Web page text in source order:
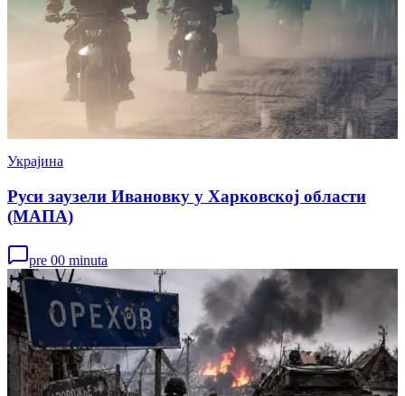
Украјина
Руси заузели Ивановку у Харковској области
(МАПА)
pre 00 minuta